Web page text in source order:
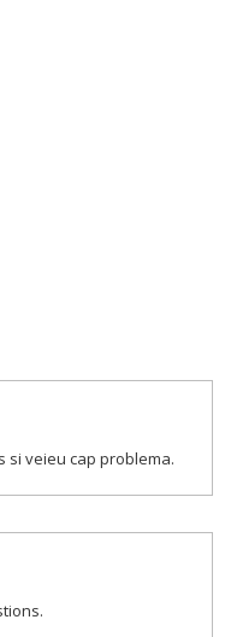
si veieu cap problema.